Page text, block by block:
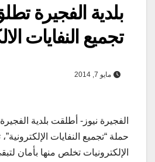
بلدية الفجيرة
تجميع النفايات
مايو 7, 2014
حملة “تجميع النفايات
الإلكترونيات تخلص منها بأمان